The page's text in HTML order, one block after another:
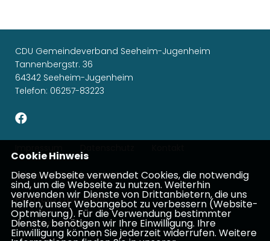
CDU Gemeindeverband Seeheim-Jugenheim
Tannenbergstr. 36
64342 Seeheim-Jugenheim
Telefon: 06257-83223
Michael Gahler, MdEP
Patricia Lips, MdB
Ina Dürr, MdL
Cookie Hinweis
Diese Webseite verwendet Cookies, die notwendig
sind, um die Webseite zu nutzen. Weiterhin
verwenden wir Dienste von Drittanbietern, die uns
helfen, unser Webangebot zu verbessern (Website-
Optmierung). Für die Verwendung bestimmter
Dienste, benötigen wir Ihre Einwilligung. Ihre
Einwilligung können Sie jederzeit widerrufen. Weitere